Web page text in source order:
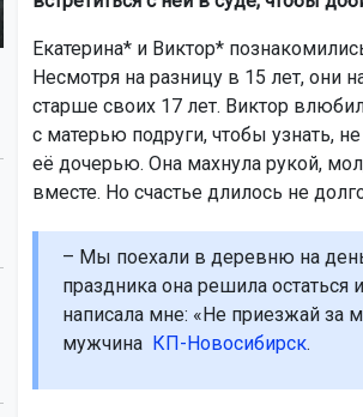
Екатерина* и Виктор*
Несмотря на разницу в 15 лет, они
старше своих 17 лет. Виктор
с матерью подруги, чтобы узнать,
её дочерью. Она махнула рукой,
вместе. Но счастье длилось не
– Мы поехали в деревню на
праздника она решила остаться
написала мне: «Не приезжай за
мужчина КП-Новосибирск.